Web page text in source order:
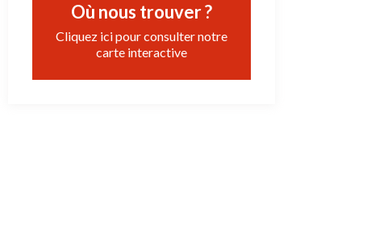
Où nous trouver ?
Cliquez ici pour consulter notre
carte interactive